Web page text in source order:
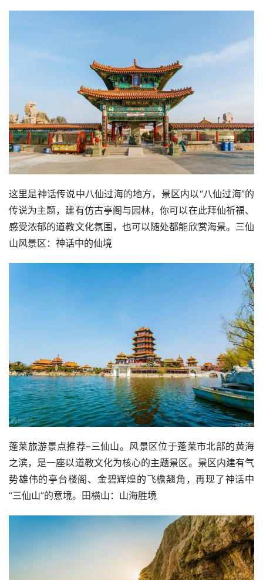
这里是神话传说中八仙过海的地方，景区内以“八仙过海”的
传说为主题，建有仿古亭阁与园林，你可以在此拜仙祈福、
感受浓郁的道教文化氛围，也可以随处都能欣赏海景。三仙
山风景区：神话中的仙境
蓬莱旅游景点推荐–三仙山。风景区位于蓬莱市北部的黄海
之滨，是一座以道教文化为核心的主题景区。景区内建有气
势雄伟的亭台楼阁、金碧辉煌的飞檐翘角，再现了神话中
“三仙山”的意境。田横山：山海胜境